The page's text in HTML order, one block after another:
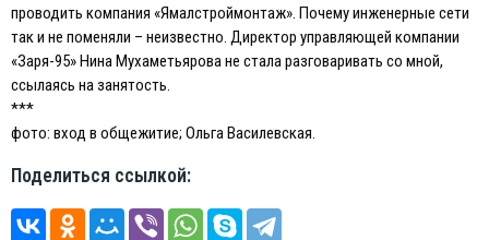
проводить компания «Ямалстроймонтаж». Почему инженерные сети
так и не поменяли – неизвестно. Директор управляющей компании
«Заря-95» Нина Мухаметьярова не стала разговаривать со мной,
ссылаясь на занятость.
***
фото: вход в общежитие; Ольга Василевская.
Поделиться ссылкой: